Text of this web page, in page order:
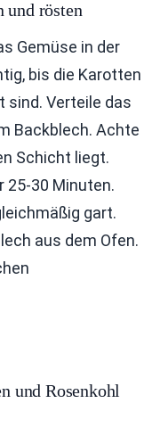
und rösten
Gemüse in der
bis die Karotten
sind. Verteile das
Backblech. Achte
Schicht liegt.
25-30 Minuten.
gart.
aus dem Ofen.
und Rosenkohl